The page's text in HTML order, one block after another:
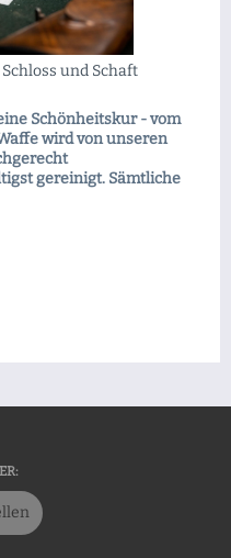
und Schaft
Schönheitskur - vom
wird von unseren
gereinigt. Sämtliche
gewährleistet auch eine